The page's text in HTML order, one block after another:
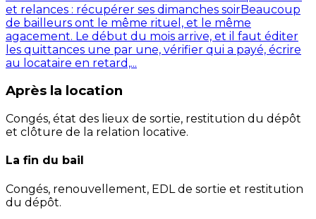
et relances : récupérer ses dimanches soirBeaucoup
de bailleurs ont le même rituel, et le même
agacement. Le début du mois arrive, et il faut éditer
les quittances une par une, vérifier qui a payé, écrire
au locataire en retard,...
Après la location
Congés, état des lieux de sortie, restitution du dépôt
et clôture de la relation locative.
La fin du bail
Congés, renouvellement, EDL de sortie et restitution
du dépôt.